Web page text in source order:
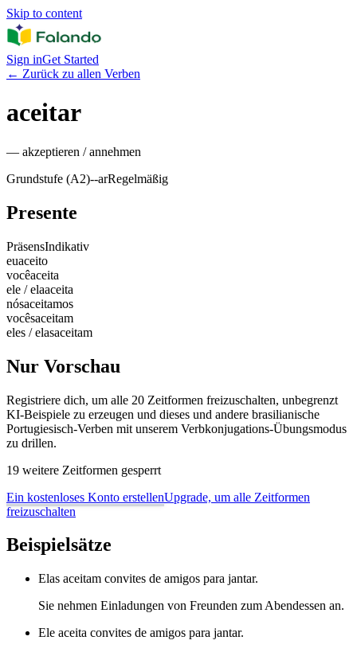
Skip to content
Sign inGet Started
← Zurück zu allen Verben
aceitar
— akzeptieren / annehmen
Grundstufe (A2)--arRegelmäßig
Presente
PräsensIndikativ
euaceito
vocêaceita
ele / elaaceita
nósaceitamos
vocêsaceitam
eles / elasaceitam
Nur Vorschau
Registriere dich, um alle 20 Zeitformen freizuschalten, unbegrenzt
KI-Beispiele zu erzeugen und dieses und andere brasilianische
Portugiesisch-Verben mit unserem Verbkonjugations-Übungsmodus
zu drillen.
19 weitere Zeitformen gesperrt
Ein kostenloses Konto erstellenUpgrade, um alle Zeitformen
freizuschalten
Beispielsätze
Elas aceitam convites de amigos para jantar.
Sie nehmen Einladungen von Freunden zum Abendessen an.
Ele aceita convites de amigos para jantar.